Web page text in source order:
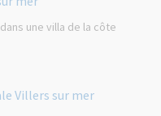
une villa de la côte